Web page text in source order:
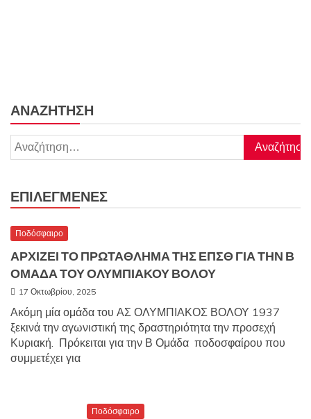
ΑΝΑΖΉΤΗΣΗ
Αναζήτηση
για:
ΕΠΙΛΕΓΜΈΝΕΣ
Ποδόσφαιρο
ΑΡΧΙΖΕΙ ΤΟ ΠΡΩΤΑΘΛΗΜΑ ΤΗΣ ΕΠΣΘ ΓΙΑ ΤΗΝ Β
ΟΜΑΔΑ ΤΟΥ ΟΛΥΜΠΙΑΚΟΥ ΒΟΛΟΥ
17 Οκτωβρίου, 2025
Ακόμη μία ομάδα του ΑΣ ΟΛΥΜΠΙΑΚΟΣ ΒΟΛΟΥ 1937
ξεκινά την αγωνιστική της δραστηριότητα την προσεχή
Κυριακή. Πρόκειται για την Β Ομάδα ποδοσφαίρου που
συμμετέχει για
Ποδόσφαιρο